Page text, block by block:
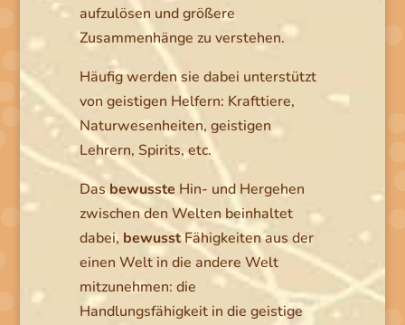
aufzulösen und größere
Zusammenhänge zu verstehen.
Häufig werden sie dabei unterstützt
von geistigen Helfern: Krafttiere,
Naturwesenheiten, geistigen
Lehrern, Spirits, etc.
Das bewusste Hin- und Hergehen
zwischen den Welten beinhaltet
dabei, bewusstFähigkeiten aus der
einen Welt in die andere Welt
mitzunehmen: die
Handlungsfähigkeit in die geistige